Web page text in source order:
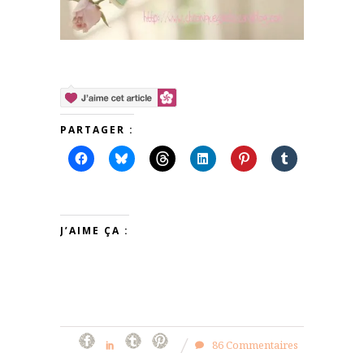
PARTAGER :
J’AIME ÇA :
86 Commentaires